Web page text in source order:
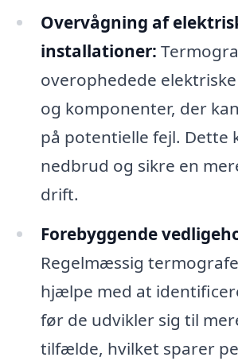
Overvågning af
installationer:
overophedede
og komponenter, der
på potentielle fejl. Dette
nedbrud og sikre en
drift.
Forebyggende
Regelmæssig
hjælpe med at
før de udvikler sig til
tilfælde, hvilket sparer